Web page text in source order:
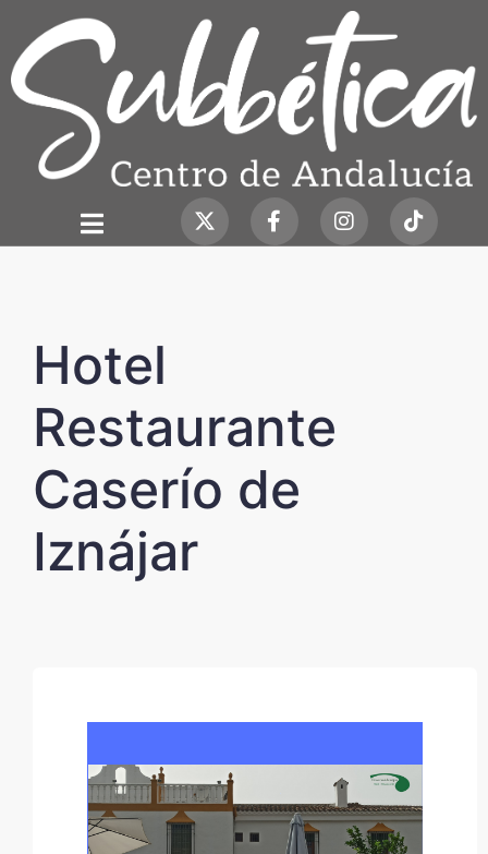
Hotel
Restaurante
Caserío de
Iznájar